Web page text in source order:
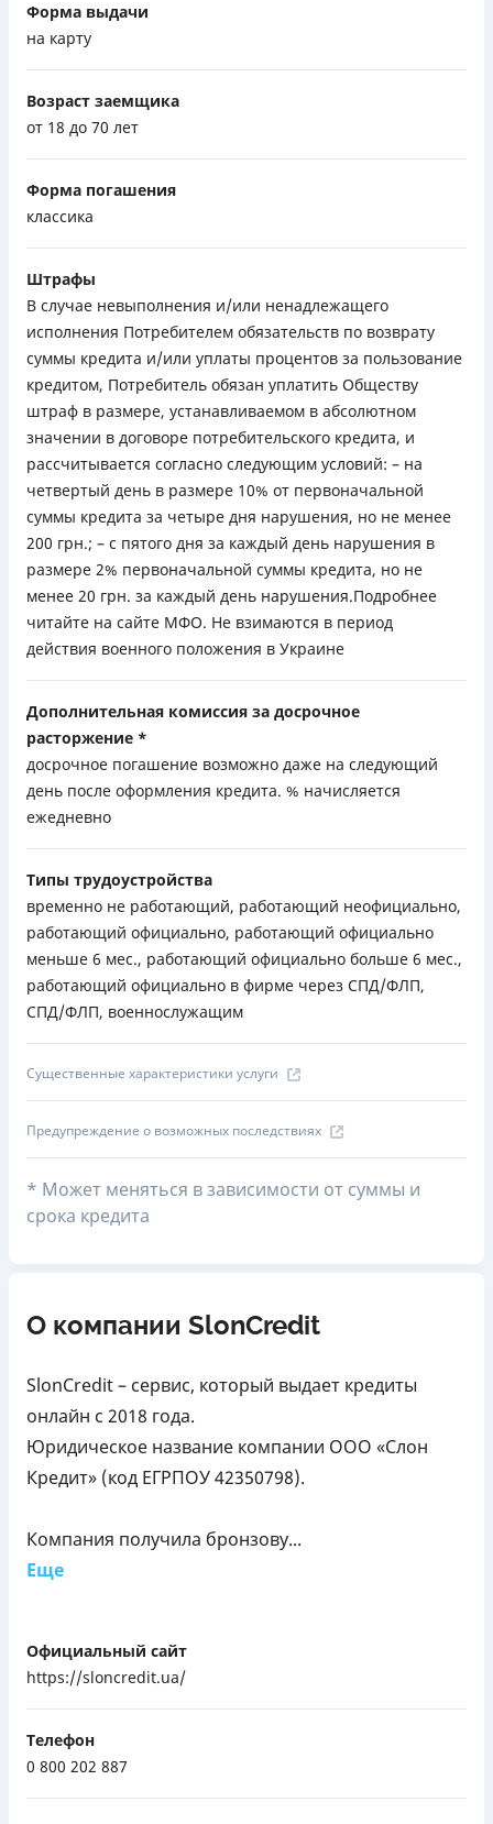
Форма выдачи
на карту
Возраст заемщика
от 18 до 70 лет
Форма погашения
классика
Штрафы
В случае невыполнения и/или ненадлежащего
исполнения Потребителем обязательств по возврату
суммы кредита и/или уплаты процентов за пользование
кредитом, Потребитель обязан уплатить Обществу
штраф в размере, устанавливаемом в абсолютном
значении в договоре потребительского кредита, и
рассчитывается согласно следующим условий: – на
четвертый день в размере 10% от первоначальной
суммы кредита за четыре дня нарушения, но не менее
200 грн.; – с пятого дня за каждый день нарушения в
размере 2% первоначальной суммы кредита, но не
менее 20 грн. за каждый день нарушения.Подробнее
читайте на сайте МФО. Не взимаются в период
действия военного положения в Украине
Дополнительная комиссия за досрочное
расторжение *
досрочное погашение возможно даже на следующий
день после оформления кредита. % начисляется
ежедневно
Типы трудоустройства
временно не работающий, работающий неофициально,
работающий официально, работающий официально
меньше 6 мес., работающий официально больше 6 мес.,
работающий официально в фирме через СПД/ФЛП,
СПД/ФЛП, военнослужащим
Существенные характеристики услуги
Предупреждение о возможных последствиях
* Может меняться в зависимости от суммы и
срока кредита
О компании SlonCredit
SlonCredit – сервис, который выдает кредиты
онлайн с 2018 года.
Юридическое название компании ООО «Слон
Кредит» (код ЕГРПОУ 42350798).
Компания получила бронзову...
Еще
Официальный сайт
https://sloncredit.ua/
Телефон
0 800 202 887